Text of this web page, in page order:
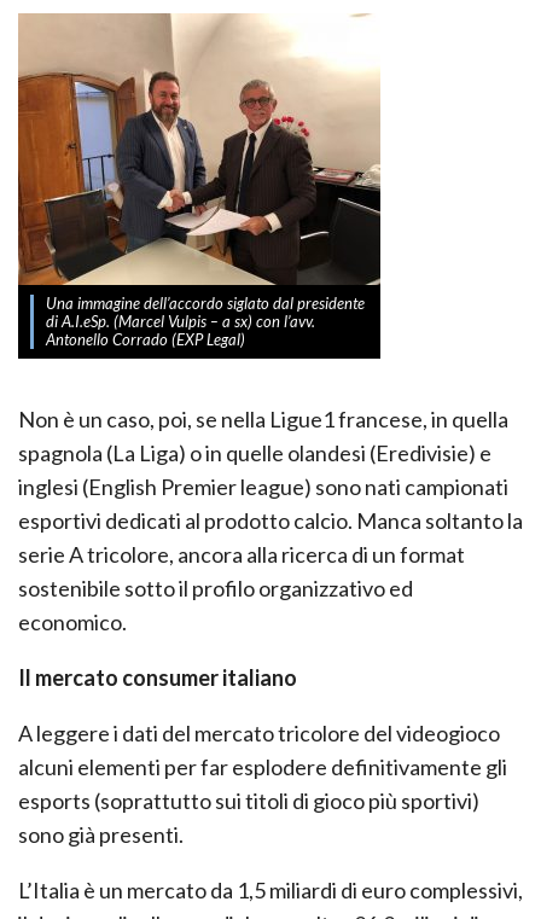
Una immagine dell’accordo siglato dal presidente
di A.I.eSp. (Marcel Vulpis – a sx) con l’avv.
Antonello Corrado (EXP Legal)
Non è un caso, poi, se nella Ligue1 francese, in quella
spagnola (La Liga) o in quelle olandesi (Eredivisie) e
inglesi (English Premier league) sono nati campionati
esportivi dedicati al prodotto calcio. Manca soltanto la
serie A tricolore, ancora alla ricerca di un format
sostenibile sotto il profilo organizzativo ed
economico.
Il mercato consumer italiano
A leggere i dati del mercato tricolore del videogioco
alcuni elementi per far esplodere definitivamente gli
esports (soprattutto sui titoli di gioco più sportivi)
sono già presenti.
L’Italia è un mercato da 1,5 miliardi di euro complessivi,